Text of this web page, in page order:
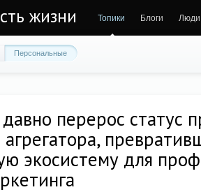
жизни Топики Блоги Люди
Персональные
перерос статус
агрегатора,
экосистему для